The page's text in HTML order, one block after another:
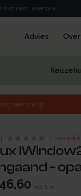
voorraad leverbaar
Advies
met ons op.
0
-
Incl. btw